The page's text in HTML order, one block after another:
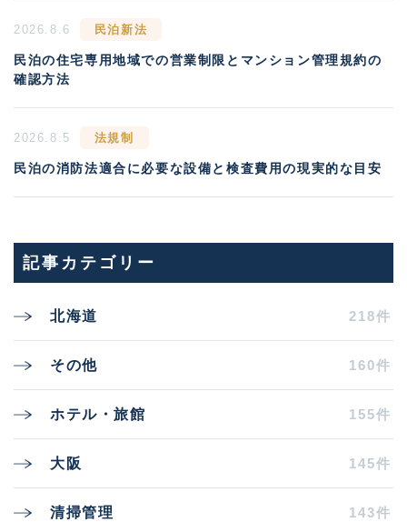
2026.8.6 民泊新法
民泊の住宅専用地域での営業制限とマンション管理規約の
確認方法
2026.8.5 法規制
民泊の消防法適合に必要な設備と検査費用の現実的な目安
記事カテゴリー
北海道 218件
その他 160件
ホテル・旅館 155件
大阪 145件
清掃管理 143件